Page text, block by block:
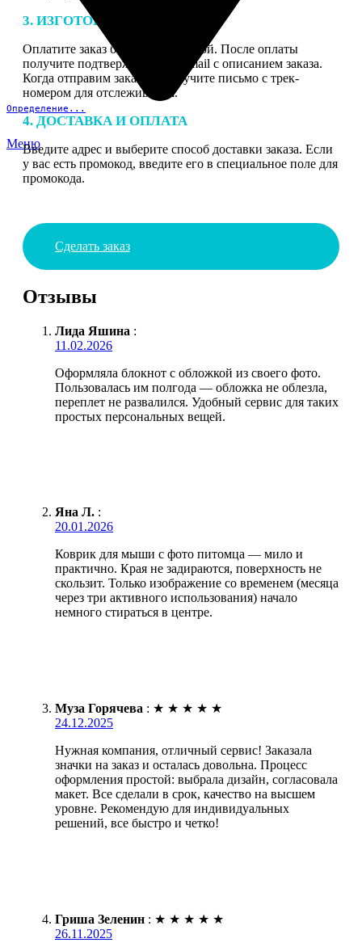
Определение...
Меню
3. ИЗГОТОВЛЕНИЕ
Оплатите заказ банковской картой. После оплаты
получите подтверждение на email с описанием заказа.
Когда отправим заказ вы получите письмо с трек-
номером для отслеживания.
4. ДОСТАВКА И ОПЛАТА
Введите адрес и выберите способ доставки заказа. Если
у вас есть промокод, введите его в специальное поле для
промокода.
Сделать заказ
Отзывы
Лида Яшина :
11.02.2026
Оформляла блокнот с обложкой из своего фото.
Пользовалась им полгода — обложка не облезла,
переплет не развалился. Удобный сервис для таких
простых персональных вещей.
Яна Л. :
20.01.2026
Коврик для мыши с фото питомца — мило и
практично. Края не задираются, поверхность не
скользит. Только изображение со временем (месяца
через три активного использования) начало
немного стираться в центре.
Муза Горячева : ★ ★ ★ ★ ★
24.12.2025
Нужная компания, отличный сервис! Заказала
значки на заказ и осталась довольна. Процесс
оформления простой: выбрала дизайн, согласовала
макет. Все сделали в срок, качество на высшем
уровне. Рекомендую для индивидуальных
решений, все быстро и четко!
Гриша Зеленин : ★ ★ ★ ★ ★
26.11.2025